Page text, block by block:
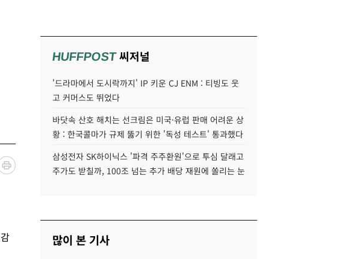
HUFFPOST씨저널
'드라마에서 도시락까지' IP 키운 CJ ENM : 티빙도 웃
고 커머스도 뛰었다
바닷속 산호 해치는 선크림은 미국·유럽 판매 어려운 상
황 : 한국콜마가 규제 뚫기 위한 '독성 테스트' 통과했다
삼성전자 SK하이닉스 '파격 주주환원'으로 투심 달래고
주가도 받칠까, 100조 넘는 추가 배당 재원에 쏠리는 눈
많이 본 기사